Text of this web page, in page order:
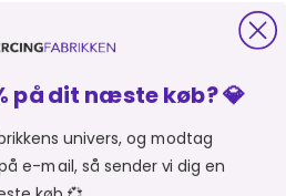
OG KONTAKT
på dit næste køb? 💎
univers, og modtag
e-mail, så sender vi dig en